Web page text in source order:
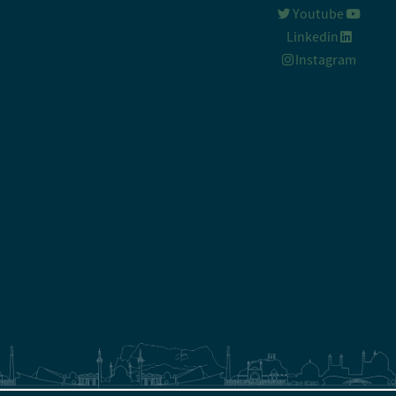
Youtube
Linkedin
Instagram